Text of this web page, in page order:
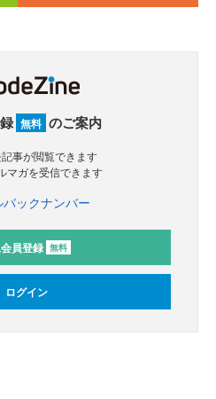
無料 のご案内
記事が閲覧できます
マガを受信できます
バックナンバー
員登録 無料
ログイン